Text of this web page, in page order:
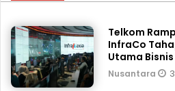
Telkom
InfraCo
Utama
Nusantara